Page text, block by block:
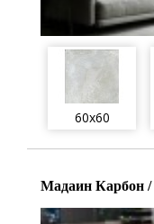
60x60
Мадаин Карбон /